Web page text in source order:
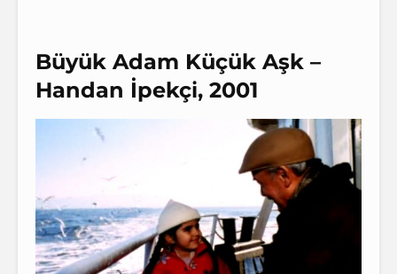
Büyük Adam Küçük Aşk –
Handan İpekçi, 2001